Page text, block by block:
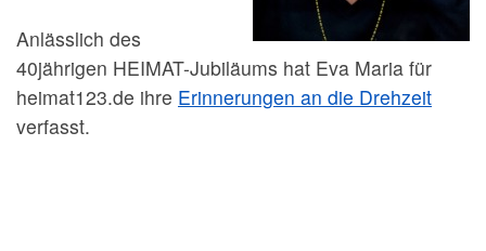
Anlässlich des
40jährigen HEIMAT-Jubiläums hat Eva Maria für
heimat123.de ihre Erinnerungen an die Drehzeit
verfasst.